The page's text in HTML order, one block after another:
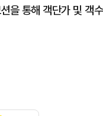
을 통해 객단가 및 객